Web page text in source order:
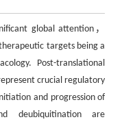
global attention，
targets being a
Post-translational
crucial regulatory
and progression of
deubiquitination are